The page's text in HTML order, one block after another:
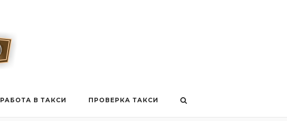
РАБОТА В ТАКСИ ПРОВЕРКА ТАКСИ